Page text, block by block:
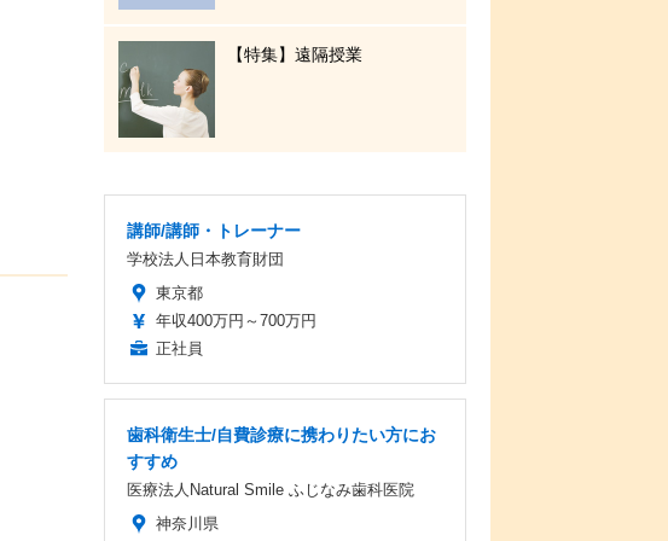
【特集】遠隔授業
講師/講師・トレーナー
学校法人日本教育財団
東京都
年収400万円～700万円
正社員
歯科衛生士/自費診療に携わりたい方にお
すすめ
医療法人Natural Smile ふじなみ歯科医院
神奈川県